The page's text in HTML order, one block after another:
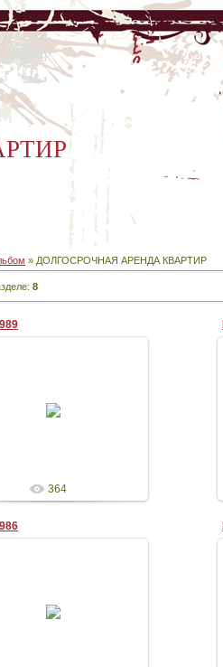
» ДОЛГОСРОЧНАЯ АРЕНДА КВАРТИР
: 8
364